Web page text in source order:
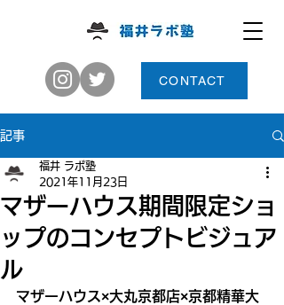
CONTACT
記事
マザーハウス期間限定ショ
ップのコンセプトビジュア
ル
福井 ラボ塾
2021年11月23日
マザーハウス×大丸京都店×京都精華大